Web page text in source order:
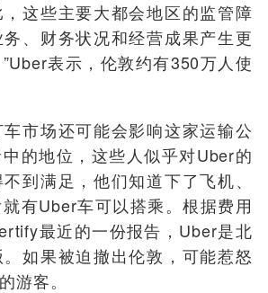
这些主要大都会地区的监管障
、财务状况和经营成果产生更
表示，伦敦约有350万人使
市场还可能会影响这家运输公
的地位，这些人似乎对Uber的
到满足，他们知道下了飞机、
有Uber车可以搭乘。根据费用
最近的一份报告，Uber是北
如果被迫撤出伦敦，可能惹怒
游客。